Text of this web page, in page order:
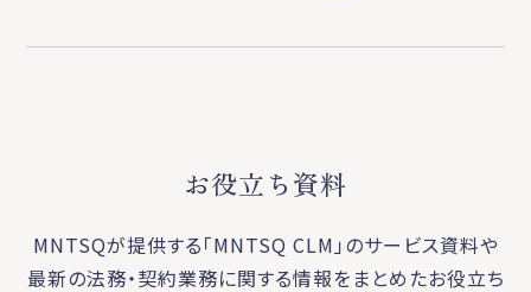
お役立ち資料
MNTSQが提供する「MNTSQ CLM」のサービス資料や
最新の法務・契約業務に関する情報をまとめたお役立ち